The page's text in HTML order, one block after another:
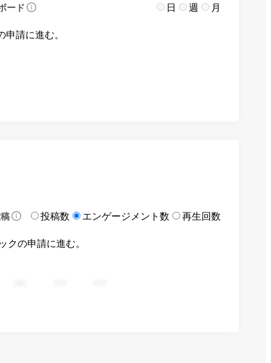
ード 日 週 月
請に進む。
投稿数 エンゲージメント数 再生回数
の申請に進む。